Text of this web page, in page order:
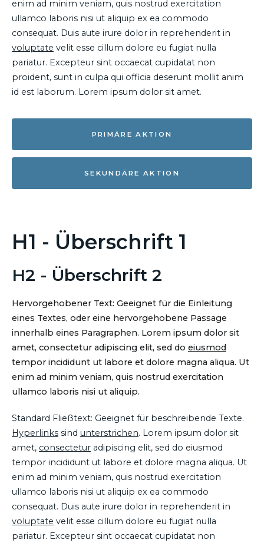
enim ad minim veniam, quis nostrud exercitation
ullamco laboris nisi ut aliquip ex ea commodo
consequat. Duis aute irure dolor in reprehenderit in
voluptate velit esse cillum dolore eu fugiat nulla
pariatur. Excepteur sint occaecat cupidatat non
proident, sunt in culpa qui officia deserunt mollit anim
id est laborum. Lorem ipsum dolor sit amet.
PRIMÄRE AKTION
SEKUNDÄRE AKTION
H1 - Überschrift 1
H2 - Überschrift 2
Hervorgehobener Text: Geeignet für die Einleitung
eines Textes, oder eine hervorgehobene Passage
innerhalb eines Paragraphen. Lorem ipsum dolor sit
amet, consectetur adipiscing elit, sed do eiusmod
tempor incididunt ut labore et dolore magna aliqua. Ut
enim ad minim veniam, quis nostrud exercitation
ullamco laboris nisi ut aliquip.
Standard Fließtext: Geeignet für beschreibende Texte.
Hyperlinks sind unterstrichen. Lorem ipsum dolor sit
amet, consectetur adipiscing elit, sed do eiusmod
tempor incididunt ut labore et dolore magna aliqua. Ut
enim ad minim veniam, quis nostrud exercitation
ullamco laboris nisi ut aliquip ex ea commodo
consequat. Duis aute irure dolor in reprehenderit in
voluptate velit esse cillum dolore eu fugiat nulla
pariatur. Excepteur sint occaecat cupidatat non